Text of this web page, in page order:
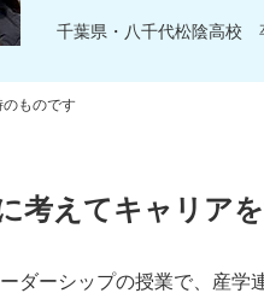
千葉県・八千代松陰高校
ものです
考えてキャリア
ダーシップの授業で、産学